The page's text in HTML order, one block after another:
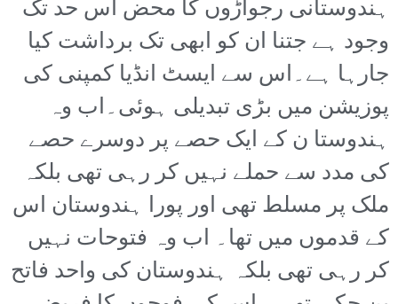
ہندوستانی رجواڑوں کا محض اس حد تک
وجود ہے جتنا ان کو ابھی تک برداشت کیا
جارہا ہے۔اس سے ایسٹ انڈیا کمپنی کی
پوزیشن میں بڑی تبدیلی ہوئی۔اب وہ
ہندوستا ن کے ایک حصے پر دوسرے حصے
کی مدد سے حملے نہیں کر رہی تھی بلکہ
ملک پر مسلط تھی اور پورا ہندوستان اس
کے قدموں میں تھا۔ اب وہ فتوحات نہیں
کر رہی تھی بلکہ ہندوستان کی واحد فاتح